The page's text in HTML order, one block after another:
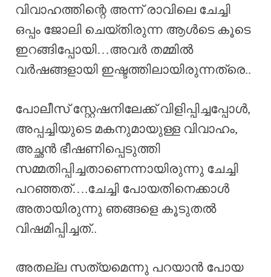
വിവാഹത്തിന്റെ അന്ന് രാവിലെ ചേച്ചി
ഒപ്പം ജോലി ചെയ്തിരുന്ന ആൾടെ കൂടെ
ഇറങ്ങിപ്പോയി…അവർ തമ്മിൽ
വർഷങ്ങളായി ഇഷ്ടത്തിലായിരുന്നത്രെ..
പോലീസ് സ്റ്റേഷനിലേക്ക്‌ വിളിപ്പിച്ചപ്പോൾ,
അപ്പച്ചിയുടെ മകനുമായുള്ള വിവാഹം,
അച്ഛൻ ഭീഷണിപ്പെടുത്തി
സമ്മതിപ്പിച്ചതാണെന്നായിരുന്നു ചേച്ചി
പറഞ്ഞത്….ചേച്ചി പോയതിനെക്കാൾ
അതായിരുന്നു ഞങ്ങളെ കൂടുതൽ
വിഷമിപ്പിച്ചത്..
അതല്ല സത്യമെന്നു പറയാൻ പോയ